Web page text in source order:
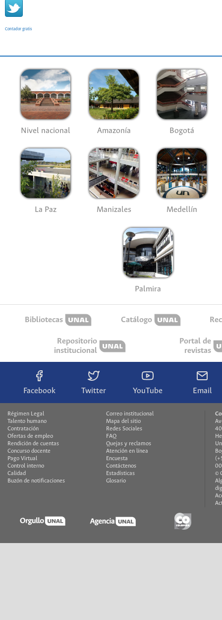
Contador gratis
Nivel nacional Amazonía Bogotá
La Paz Manizales Medellín
Palmira
Bibliotecas Catálogo
Repositorio
institucional
Portal de
revistas
Facebook Twitter YouTube Email
Régimen Legal
Talento humano
Contratación
Ofertas de empleo
Rendición de cuentas
Concurso docente
Pago Virtual
Control interno
Calidad
Buzón de notificaciones
Correo institucional
Mapa del sitio
Redes Sociales
FAQ
Quejas y reclamos
Atención en línea
Encuesta
Contáctenos
Estadísticas
Glosario
©